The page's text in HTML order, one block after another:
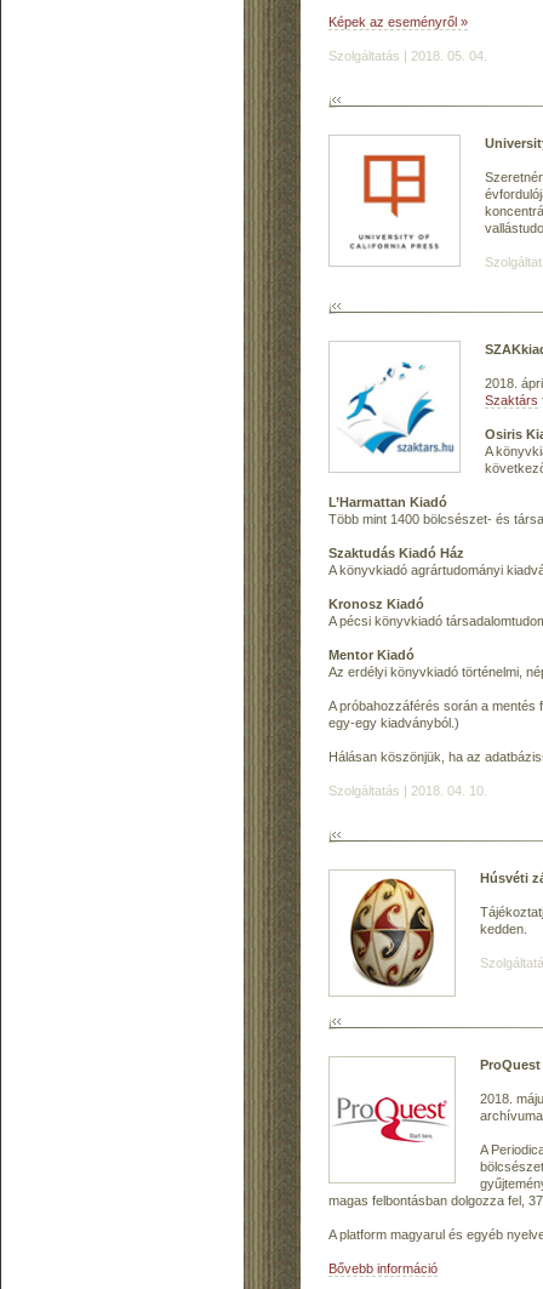
Képek az eseményről »
Szolgáltatás | 2018. 05. 04.
2018.
Szaktárs
Osiris
A
L’Harmattan Kiadó
Több mint 1400 bölcsészet- és
Szaktudás Kiadó Ház
A könyvkiadó agrártudományi
Kronosz Kiadó
A pécsi könyvkiadó
Mentor Kiadó
Az erdélyi könyvkiadó történelmi,
A próbahozzáférés során a mentés
egy-egy kiadványból.)
Hálásan köszönjük, ha az
Szolgáltatás | 2018. 04. 10.
Húsvéti
kedden.
2018.
A
magas felbontásban dolgozza fel,
A platform magyarul és egyéb
Bővebb információ